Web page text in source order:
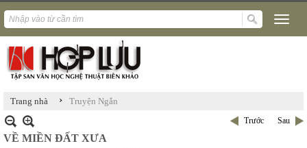
Trang nhà › Truyện Ngắn
Trước Sau
VỀ MIỀN ĐẤT XƯA